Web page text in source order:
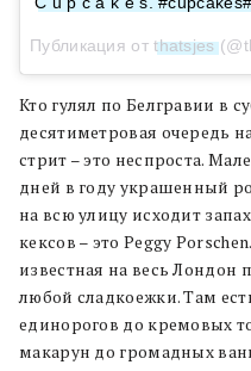
Публикация отthatsjes
Кто гулял по Белгравии в
десятиметровая очередь
стрит – это неспроста.
дней в году украшенный
на всю улицу исходит
кексов – это Peggy
известная на весь Лондон
любой сладкоежки. Там
единорогов до кремовых
макарун до громадных